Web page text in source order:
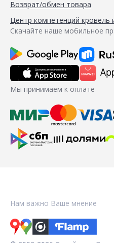
Возврат/обмен товара
Центр компетенций кровель
Скачайте наше мобильное
Мы принимаем к оплате
Нам важно Ваше мнение